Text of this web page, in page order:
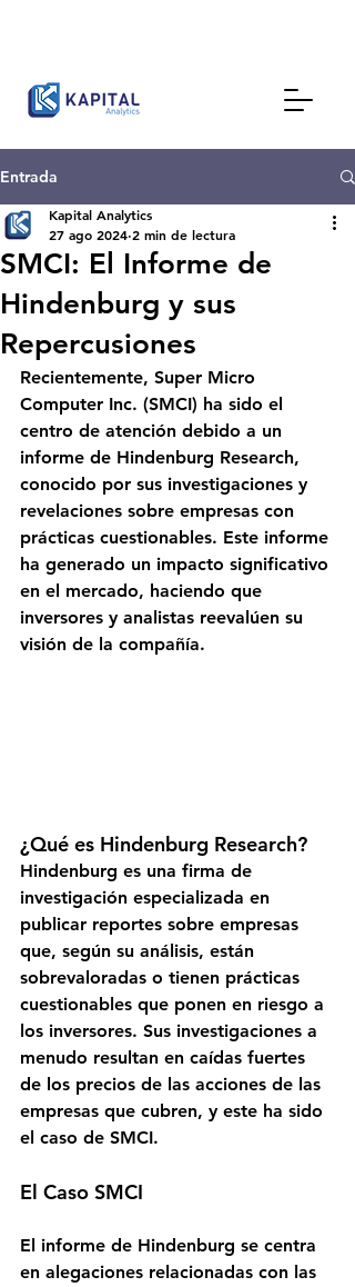
Entrada
SMCI: El Informe de
Hindenburg y sus
Repercusiones
Kapital Analytics
27 ago 2024 2 min de lectura
Recientemente, Super Micro
Computer Inc. (SMCI) ha sido el
centro de atención debido a un
informe de Hindenburg Research,
conocido por sus investigaciones y
revelaciones sobre empresas con
prácticas cuestionables. Este informe
ha generado un impacto significativo
en el mercado, haciendo que
inversores y analistas reevalúen su
visión de la compañía.
¿Qué es Hindenburg Research?
Hindenburg es una firma de
investigación especializada en
publicar reportes sobre empresas
que, según su análisis, están
sobrevaloradas o tienen prácticas
cuestionables que ponen en riesgo a
los inversores. Sus investigaciones a
menudo resultan en caídas fuertes
de los precios de las acciones de las
empresas que cubren, y este ha sido
el caso de SMCI.
El Caso SMCI
El informe de Hindenburg se centra
en alegaciones relacionadas con las